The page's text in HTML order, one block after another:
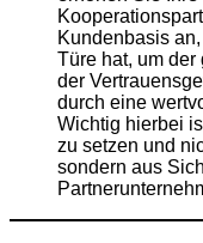
Kundenbasis
Türe hat, um
der
durch eine
Wichtig hierbei
zu setzen und
sondern aus